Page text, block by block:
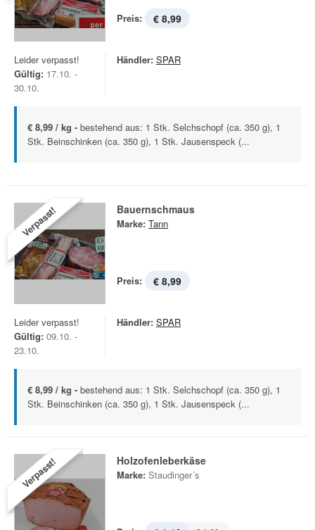
Preis: € 8,99
Leider verpasst!
Gültig: 17.10. -
30.10.
Händler: SPAR
€ 8,99 / kg - bestehend aus: 1 Stk. Selchschopf (ca. 350 g), 1
Stk. Beinschinken (ca. 350 g), 1 Stk. Jausenspeck (...
Verpasst! Bauernschmaus
Marke: Tann
Preis: € 8,99
Leider verpasst!
Gültig: 09.10. -
23.10.
Händler: SPAR
€ 8,99 / kg - bestehend aus: 1 Stk. Selchschopf (ca. 350 g), 1
Stk. Beinschinken (ca. 350 g), 1 Stk. Jausenspeck (...
Verpasst! Holzofenleberkäse
Marke: Staudinger´s